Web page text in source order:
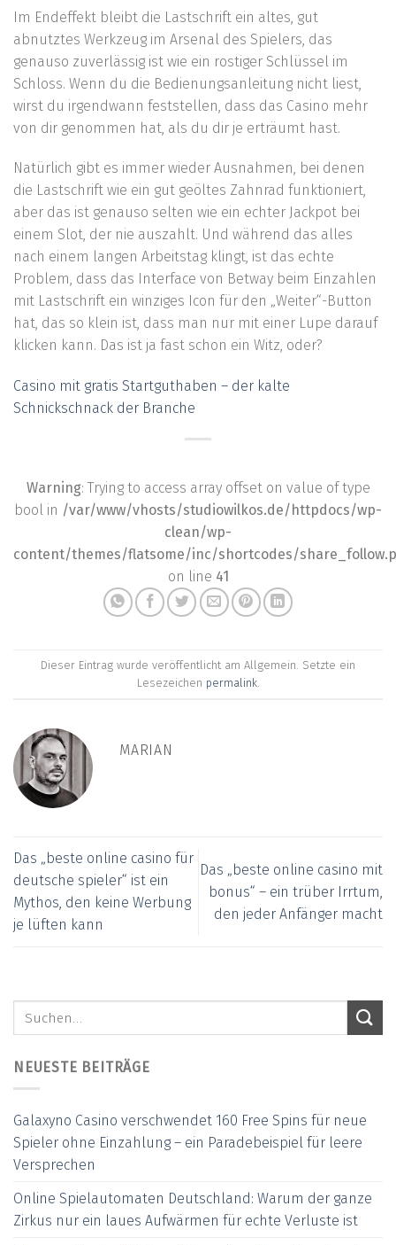
Im Endeffekt bleibt die Lastschrift ein altes, gut
abnutztes Werkzeug im Arsenal des Spielers, das
genauso zuverlässig ist wie ein rostiger Schlüssel im
Schloss. Wenn du die Bedienungsanleitung nicht liest,
wirst du irgendwann feststellen, dass das Casino mehr
von dir genommen hat, als du dir je erträumt hast.
Natürlich gibt es immer wieder Ausnahmen, bei denen
die Lastschrift wie ein gut geöltes Zahnrad funktioniert,
aber das ist genauso selten wie ein echter Jackpot bei
einem Slot, der nie auszahlt. Und während das alles
nach einem langen Arbeitstag klingt, ist das echte
Problem, dass das Interface von Betway beim Einzahlen
mit Lastschrift ein winziges Icon für den „Weiter“-Button
hat, das so klein ist, dass man nur mit einer Lupe darauf
klicken kann. Das ist ja fast schon ein Witz, oder?
Casino mit gratis Startguthaben – der kalte
Schnickschnack der Branche
Warning: Trying to access array offset on value of type
bool in /var/www/vhosts/studiowilkos.de/httpdocs/wp-
clean/wp-
content/themes/flatsome/inc/shortcodes/
on line 41
Dieser Eintrag wurde veröffentlicht am Allgemein. Setzte ein
Lesezeichen permalink.
MARIAN
Das „beste online casino für
deutsche spieler“ ist ein
Mythos, den keine Werbung
je lüften kann
Das „beste online casino mit
bonus“ – ein trüber Irrtum,
den jeder Anfänger macht
NEUESTE BEITRÄGE
Galaxyno Casino verschwendet 160 Free Spins für neue
Spieler ohne Einzahlung – ein Paradebeispiel für leere
Versprechen
Online Spielautomaten Deutschland: Warum der ganze
Zirkus nur ein laues Aufwärmen für echte Verluste ist